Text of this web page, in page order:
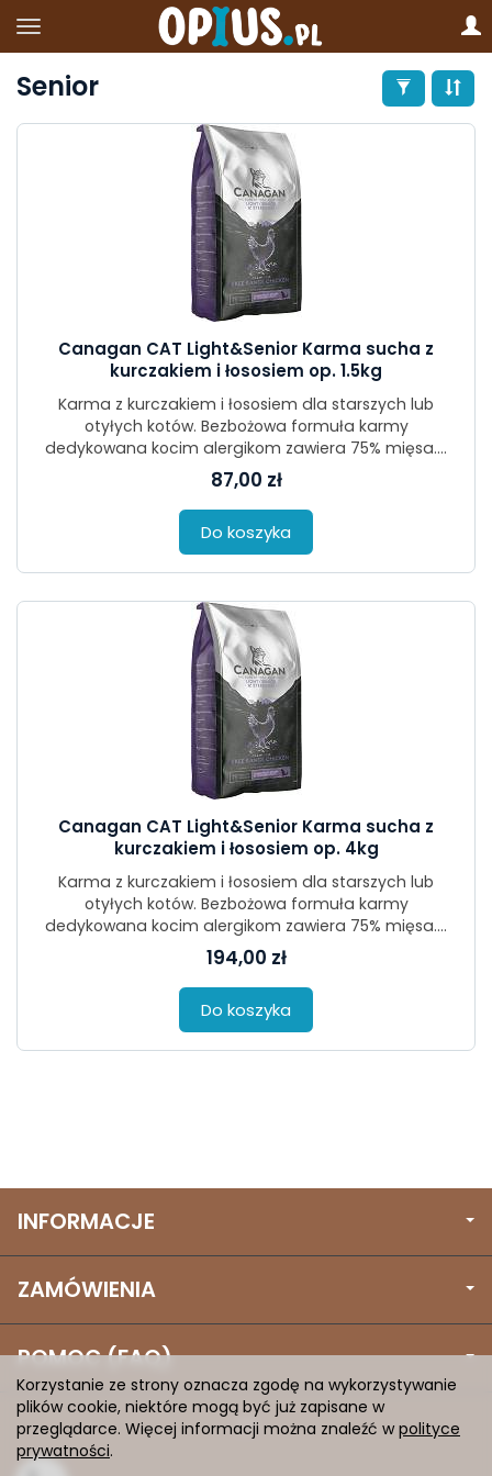
Senior
Canagan CAT Light&Senior Karma sucha z
kurczakiem i łososiem op. 1.5kg
Karma z kurczakiem i łososiem dla starszych lub
otyłych kotów. Bezbożowa formuła karmy
dedykowana kocim alergikom zawiera 75% mięsa....
87,00 zł
Do koszyka
Canagan CAT Light&Senior Karma sucha z
kurczakiem i łososiem op. 4kg
Karma z kurczakiem i łososiem dla starszych lub
otyłych kotów. Bezbożowa formuła karmy
dedykowana kocim alergikom zawiera 75% mięsa....
194,00 zł
Do koszyka
INFORMACJE
ZAMÓWIENIA
POMOC (FAQ)
Korzystanie ze strony oznacza zgodę na wykorzystywanie
plików cookie, niektóre mogą być już zapisane w
przeglądarce. Więcej informacji można znaleźć wpolityce
prywatności.